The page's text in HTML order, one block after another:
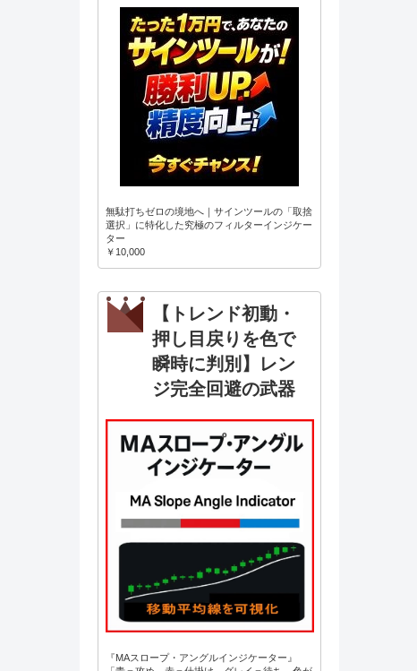
無駄打ちゼロの境地へ｜サインツールの「取捨
選択」に特化した究極のフィルターインジケー
ター
￥10,000
【トレンド初動・
押し目戻りを色で
瞬時に判別】レン
ジ完全回避の武器
『MAスロープ・アングルインジケーター』